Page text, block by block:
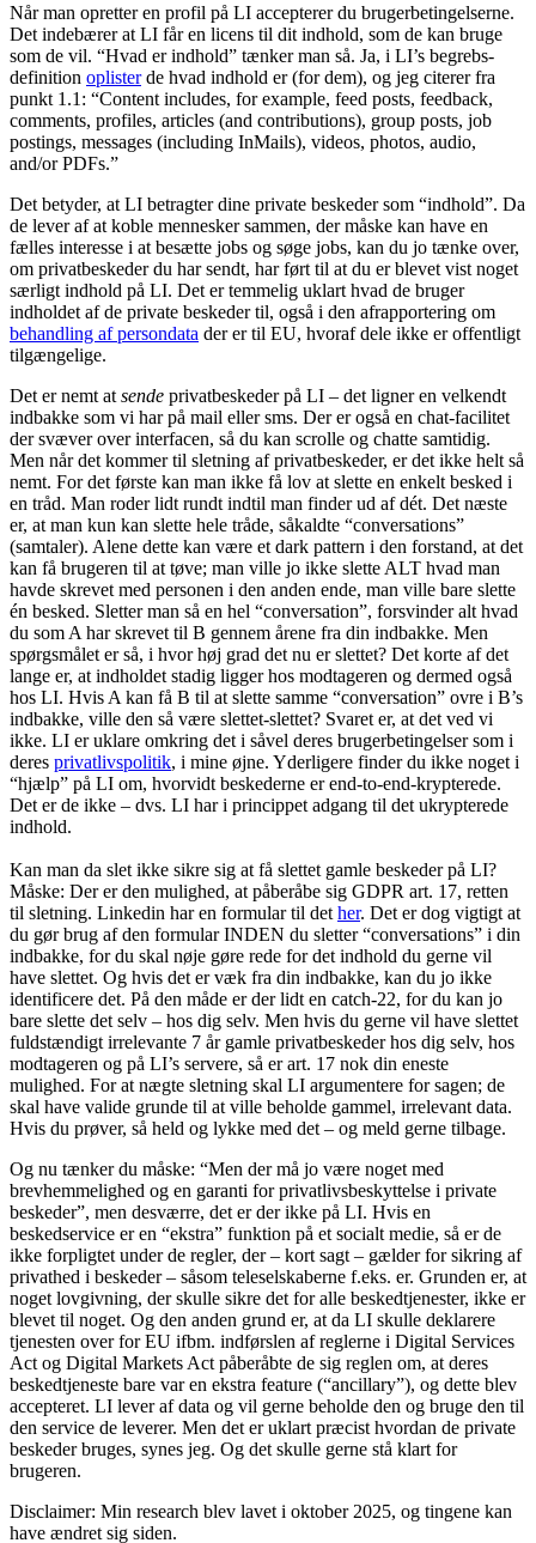
Når man opretter en profil på LI accepterer du brugerbetingelserne.
Det indebærer at LI får en licens til dit indhold, som de kan bruge
som de vil. “Hvad er indhold” tænker man så. Ja, i LI’s begrebs-
definition oplisterde hvad indhold er (for dem), og jeg citerer fra
punkt 1.1: “Content includes, for example, feed posts, feedback,
comments, profiles, articles (and contributions), group posts, job
postings, messages (including InMails), videos, photos, audio,
and/or PDFs.”
Det betyder, at LI betragter dine private beskeder som “indhold”. Da
de lever af at koble mennesker sammen, der måske kan have en
fælles interesse i at besætte jobs og søge jobs, kan du jo tænke over,
om privatbeskeder du har sendt, har ført til at du er blevet vist noget
særligt indhold på LI. Det er temmelig uklart hvad de bruger
indholdet af de private beskeder til, også i den afrapportering om
behandling af persondata der er til EU, hvoraf dele ikke er offentligt
tilgængelige.
Det er nemt at sende privatbeskeder på LI – det ligner en velkendt
indbakke som vi har på mail eller sms. Der er også en chat-facilitet
der svæver over interfacen, så du kan scrolle og chatte samtidig.
Men når det kommer til sletning af privatbeskeder, er det ikke helt så
nemt. For det første kan man ikke få lov at slette en enkelt besked i
en tråd. Man roder lidt rundt indtil man finder ud af dét. Det næste
er, at man kun kan slette hele tråde, såkaldte “conversations”
(samtaler). Alene dette kan være et dark pattern i den forstand, at det
kan få brugeren til at tøve; man ville jo ikke slette ALT hvad man
havde skrevet med personen i den anden ende, man ville bare slette
én besked. Sletter man så en hel “conversation”, forsvinder alt hvad
du som A har skrevet til B gennem årene fra din indbakke. Men
spørgsmålet er så, i hvor høj grad det nu er slettet? Det korte af det
lange er, at indholdet stadig ligger hos modtageren og dermed også
hos LI. Hvis A kan få B til at slette samme “conversation” ovre i B’s
indbakke, ville den så være slettet-slettet? Svaret er, at det ved vi
ikke. LI er uklare omkring det i såvel deres brugerbetingelser som i
deres privatlivspolitik, i mine øjne. Yderligere finder du ikke noget i
“hjælp” på LI om, hvorvidt beskederne er end-to-end-krypterede.
Det er de ikke – dvs. LI har i princippet adgang til det ukrypterede
indhold.
Kan man da slet ikke sikre sig at få slettet gamle beskeder på LI?
Måske: Der er den mulighed, at påberåbe sig GDPR art. 17, retten
til sletning. Linkedin har en formular til det her. Det er dog vigtigt at
du gør brug af den formular INDEN du sletter “conversations” i din
indbakke, for du skal nøje gøre rede for det indhold du gerne vil
have slettet. Og hvis det er væk fra din indbakke, kan du jo ikke
identificere det. På den måde er der lidt en catch-22, for du kan jo
bare slette det selv – hos dig selv. Men hvis du gerne vil have slettet
fuldstændigt irrelevante 7 år gamle privatbeskeder hos dig selv, hos
modtageren og på LI’s servere, så er art. 17 nok din eneste
mulighed. For at nægte sletning skal LI argumentere for sagen; de
skal have valide grunde til at ville beholde gammel, irrelevant data.
Hvis du prøver, så held og lykke med det – og meld gerne tilbage.
Og nu tænker du måske: “Men der må jo være noget med
brevhemmelighed og en garanti for privatlivsbeskyttelse i private
beskeder”, men desværre, det er der ikke på LI. Hvis en
beskedservice er en “ekstra” funktion på et socialt medie, så er de
ikke forpligtet under de regler, der – kort sagt – gælder for sikring af
privathed i beskeder – såsom teleselskaberne f.eks. er. Grunden er, at
noget lovgivning, der skulle sikre det for alle beskedtjenester, ikke er
blevet til noget. Og den anden grund er, at da LI skulle deklarere
tjenesten over for EU ifbm. indførslen af reglerne i Digital Services
Act og Digital Markets Act påberåbte de sig reglen om, at deres
beskedtjeneste bare var en ekstra feature (“ancillary”), og dette blev
accepteret. LI lever af data og vil gerne beholde den og bruge den til
den service de leverer. Men det er uklart præcist hvordan de private
beskeder bruges, synes jeg. Og det skulle gerne stå klart for
brugeren.
Disclaimer: Min research blev lavet i oktober 2025, og tingene kan
have ændret sig siden.